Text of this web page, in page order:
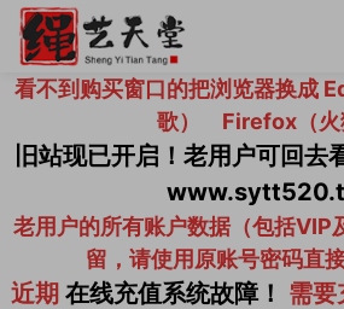
看不到购买窗口的把浏览器换成
歌） Firefox（火
旧站现已开启！老用户可回去
老用户的所有账户数据（包括VIP
留，请使用原账号密码直
近期 在线充值系统故障！ 需要